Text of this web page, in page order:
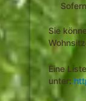
Sie
Eine
unter: